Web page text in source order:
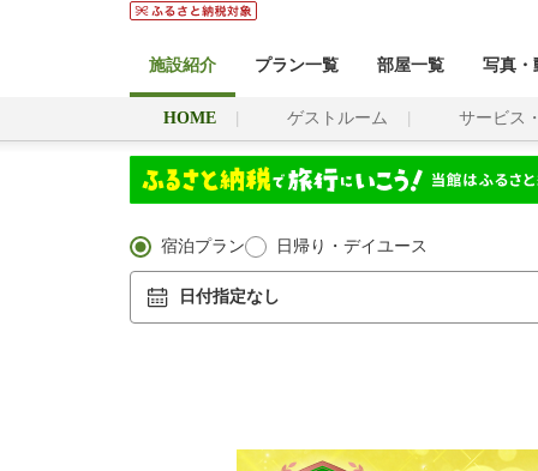
施設紹介 プラン一覧 部屋一覧 写真・
HOME ゲストルーム サービス
宿泊プラン 日帰り・デイユース
日付指定なし